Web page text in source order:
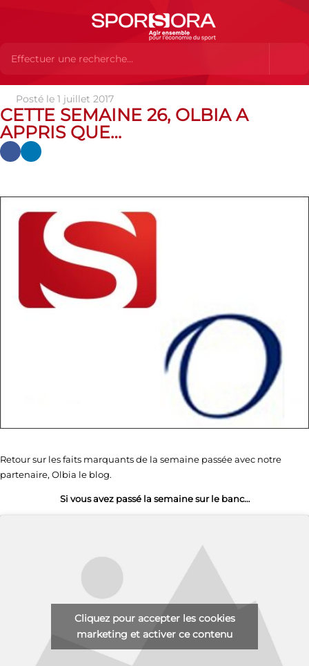
Actualités Actualités
semaine 26, Olbia a appris que…
Posté le 1 juillet 2017
CETTE SEMAINE 26, OLBIA A
APPRIS QUE…
Retour sur les faits marquants de la semaine passée avec notre
partenaire, Olbia le blog.
Si vous avez passé la semaine sur le banc…
Cliquez pour accepter les cookies
marketing et activer ce contenu